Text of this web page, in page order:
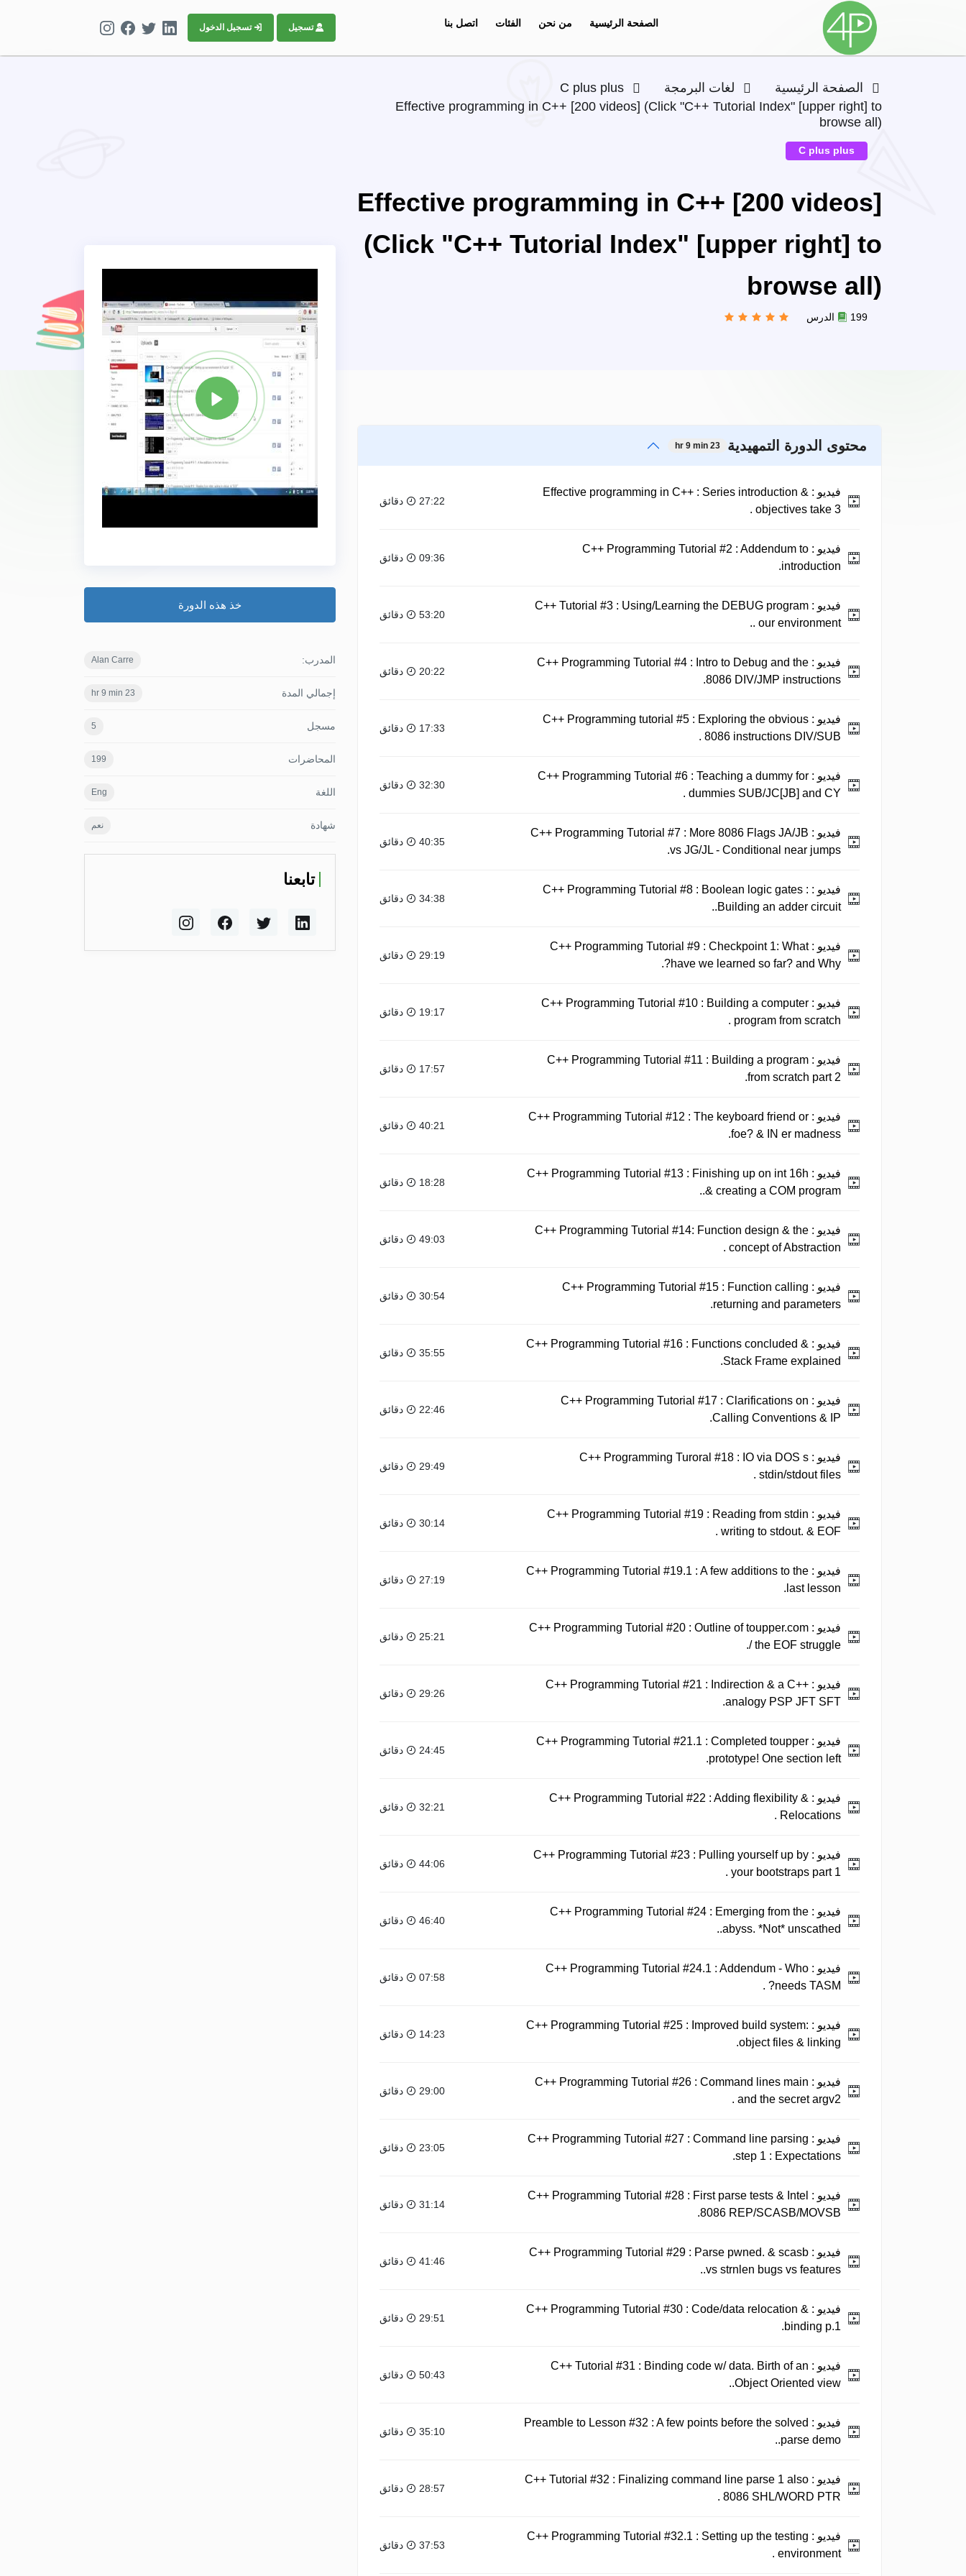
الصفحة الرئيسية من نحن الفئات اتصل بنا تسجيل تسجيل الدخول
الصفحة الرئيسية لغات البرمجة
C plus plus
Effective programming in C++ [200 videos] (Click "C++ Tutorial Index" [upper right] to
browse all)
C plus plus
Effective programming in C++ [200 videos]
(Click "C++ Tutorial Index" [upper right] to
browse all)
199 الدرس
محتوى الدورة التمهيدية 23 hr 9 min
فيديو : Effective programming in C++ : Series introduction &
objectives take 3 .
27:22 دقائق
فيديو : C++ Programming Tutorial #2 : Addendum to
introduction.
09:36 دقائق
فيديو : C++ Tutorial #3 : Using/Learning the DEBUG program
our environment ..
53:20 دقائق
فيديو : C++ Programming Tutorial #4 : Intro to Debug and the
8086 DIV/JMP instructions.
20:22 دقائق
فيديو : C++ Programming tutorial #5 : Exploring the obvious
8086 instructions DIV/SUB .
17:33 دقائق
فيديو : C++ Programming Tutorial #6 : Teaching a dummy for
dummies SUB/JC[JB] and CY .
32:30 دقائق
فيديو : C++ Programming Tutorial #7 : More 8086 Flags JA/JB
vs JG/JL - Conditional near jumps.
40:35 دقائق
فيديو : C++ Programming Tutorial #8 : Boolean logic gates :
Building an adder circuit..
34:38 دقائق
فيديو : C++ Programming Tutorial #9 : Checkpoint 1: What
have we learned so far? and Why?.
29:19 دقائق
فيديو : C++ Programming Tutorial #10 : Building a computer
program from scratch .
19:17 دقائق
فيديو : C++ Programming Tutorial #11 : Building a program
from scratch part 2.
17:57 دقائق
فيديو : C++ Programming Tutorial #12 : The keyboard friend or
foe? & IN er madness.
40:21 دقائق
فيديو : C++ Programming Tutorial #13 : Finishing up on int 16h
& creating a COM program..
18:28 دقائق
فيديو : C++ Programming Tutorial #14: Function design & the
concept of Abstraction .
49:03 دقائق
فيديو : C++ Programming Tutorial #15 : Function calling
returning and parameters.
30:54 دقائق
فيديو : C++ Programming Tutorial #16 : Functions concluded &
Stack Frame explained.
35:55 دقائق
فيديو : C++ Programming Tutorial #17 : Clarifications on
Calling Conventions & IP.
22:46 دقائق
فيديو : C++ Programming Turoral #18 : IO via DOS s
stdin/stdout files .
29:49 دقائق
فيديو : C++ Programming Tutorial #19 : Reading from stdin
writing to stdout. & EOF .
30:14 دقائق
فيديو : C++ Programming Tutorial #19.1 : A few additions to the
last lesson.
27:19 دقائق
فيديو : C++ Programming Tutorial #20 : Outline of toupper.com
/ the EOF struggle.
25:21 دقائق
فيديو : C++ Programming Tutorial #21 : Indirection & a C++
analogy PSP JFT SFT.
29:26 دقائق
فيديو : C++ Programming Tutorial #21.1 : Completed toupper
prototype! One section left.
24:45 دقائق
فيديو : C++ Programming Tutorial #22 : Adding flexibility &
Relocations .
32:21 دقائق
فيديو : C++ Programming Tutorial #23 : Pulling yourself up by
your bootstraps part 1 .
44:06 دقائق
فيديو : C++ Programming Tutorial #24 : Emerging from the
abyss. *Not* unscathed..
46:40 دقائق
فيديو : C++ Programming Tutorial #24.1 : Addendum - Who
needs TASM? .
07:58 دقائق
فيديو : C++ Programming Tutorial #25 : Improved build system:
object files & linking.
14:23 دقائق
فيديو : C++ Programming Tutorial #26 : Command lines main
and the secret argv2 .
29:00 دقائق
فيديو : C++ Programming Tutorial #27 : Command line parsing
step 1 : Expectations.
23:05 دقائق
فيديو : C++ Programming Tutorial #28 : First parse tests & Intel
8086 REP/SCASB/MOVSB.
31:14 دقائق
فيديو : C++ Programming Tutorial #29 : Parse pwned. & scasb
vs strnlen bugs vs features..
41:46 دقائق
فيديو : C++ Programming Tutorial #30 : Code/data relocation &
binding p.1.
29:51 دقائق
فيديو : C++ Tutorial #31 : Binding code w/ data. Birth of an
Object Oriented view..
50:43 دقائق
فيديو : Preamble to Lesson #32 : A few points before the solved
parse demo..
35:10 دقائق
فيديو : C++ Tutorial #32 : Finalizing command line parse 1 also
8086 SHL/WORD PTR .
28:57 دقائق
فيديو : C++ Programming Tutorial #32.1 : Setting up the testing
environment .
37:53 دقائق
خذ هذه الدورة
المدرب: Alan Carre
إجمالي المدة 23 hr 9 min
مسجل 5
المحاضرات 199
اللغة Eng
شهادة نعم
تابعنا